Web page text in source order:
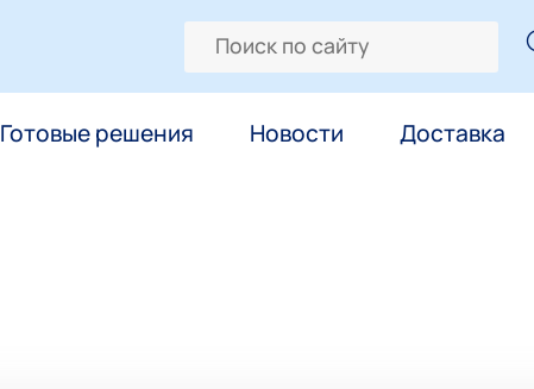
Готовые решения Новости Доставка